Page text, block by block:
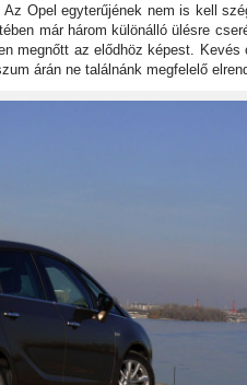
Opel egyterűjének nem is kell
már három különálló ülésre
megnőtt az elődhöz képest. Kevés
árán ne találnánk megfelelő